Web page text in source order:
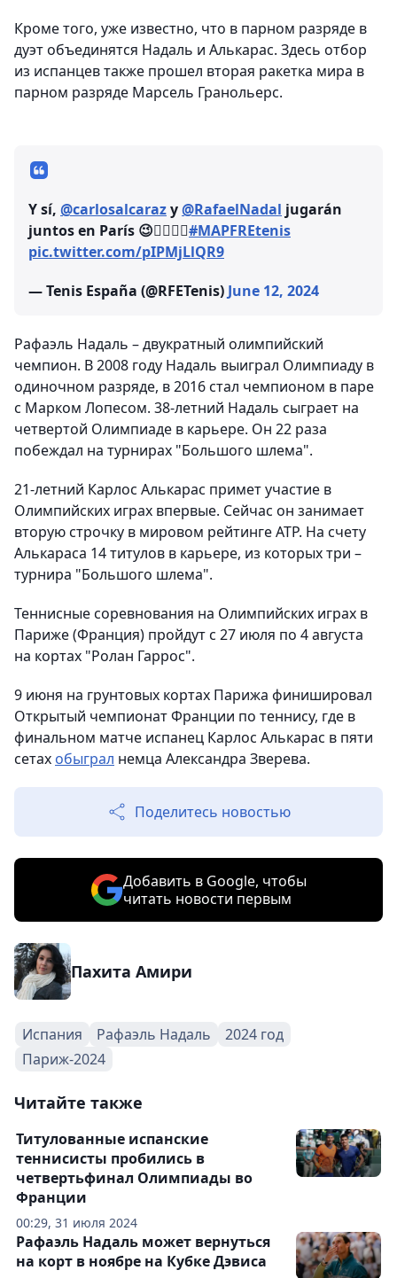
Кроме того, уже известно, что в парном разряде в
дуэт объединятся Надаль и Алькарас. Здесь отбор
из испанцев также прошел вторая ракетка мира в
парном разряде Марсель Гранольерс.
Y sí, @carlosalcarazy@RafaelNadal jugarán
juntos en París 😉❤️‍🔥🇪🇸#MAPFREtenis
pic.twitter.com/pIPMjLlQR9
— Tenis España (@RFETenis) June 12, 2024
Рафаэль Надаль – двукратный олимпийский
чемпион. В 2008 году Надаль выиграл Олимпиаду в
одиночном разряде, в 2016 стал чемпионом в паре
с Марком Лопесом. 38-летний Надаль сыграет на
четвертой Олимпиаде в карьере. Он 22 раза
побеждал на турнирах "Большого шлема".
21-летний Карлос Алькарас примет участие в
Олимпийских играх впервые. Сейчас он занимает
вторую строчку в мировом рейтинге ATP. На счету
Алькараса 14 титулов в карьере, из которых три –
турнира "Большого шлема".
Теннисные соревнования на Олимпийских играх в
Париже (Франция) пройдут с 27 июля по 4 августа
на кортах "Ролан Гаррос".
9 июня на грунтовых кортах Парижа финишировал
Открытый чемпионат Франции по теннису, где в
финальном матче испанец Карлос Алькарас в пяти
сетах обыграл немца Александра Зверева.
Поделитесь новостью
Добавить в Google, чтобы
читать новости первым
Пахита Амири
Испания Рафаэль Надаль
2024 год
Париж-2024
Читайте также
00:29, 31 июля 2024
Титулованные испанские
теннисисты пробились в
четвертьфинал Олимпиады во
Франции
Рафаэль Надаль может вернуться
на корт в ноябре на Кубке Дэвиса